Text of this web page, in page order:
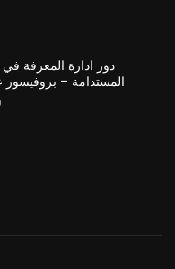
دور ادارة المعرفة
المستدامة – بروفيسور